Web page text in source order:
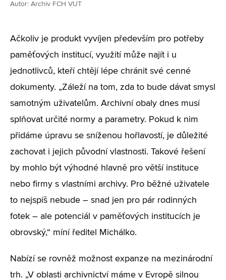
Autor: Archiv FCH VUT
Ačkoliv je produkt vyvíjen především pro potřeby
paměťových institucí, využití může najít i u
jednotlivců, kteří chtějí lépe chránit své cenné
dokumenty. „Záleží na tom, zda to bude dávat smysl
samotným uživatelům. Archivní obaly dnes musí
splňovat určité normy a parametry. Pokud k nim
přidáme úpravu se sníženou hořlavostí, je důležité
zachovat i jejich původní vlastnosti. Takové řešení
by mohlo být výhodné hlavně pro větší instituce
nebo firmy s vlastními archivy. Pro běžné uživatele
to nejspíš nebude – snad jen pro pár rodinných
fotek – ale potenciál v paměťových institucích je
obrovský,“ míní ředitel Michálko.
Nabízí se rovněž možnost expanze na mezinárodní
trh. „V oblasti archivnictví máme v Evropě silnou